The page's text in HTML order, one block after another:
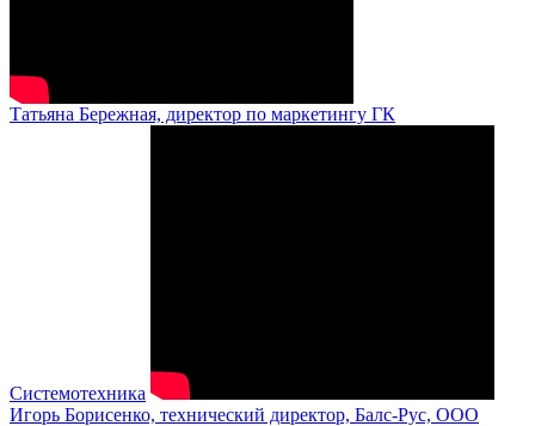
Татьяна Бережная, директор по маркетингу ГК
Системотехника
Игорь Борисенко, технический директор, Балс-Рус, ООО